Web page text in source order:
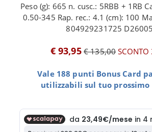
Peso (g): 665 n. cusc.: 5RBB + 1RB
0.50-345 Rap. rec.: 4.1 (cm): 100
804929231725
€ 93,95 € 135,00SCONTO
Vale 188 punti Bonus Card
utilizzabili sul tuo prossimo